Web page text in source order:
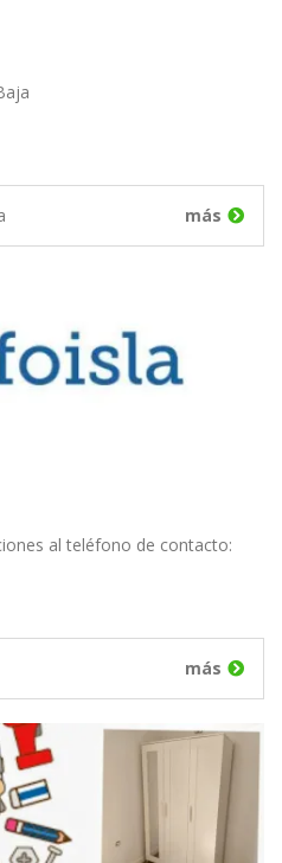
más
al teléfono de contacto:
más